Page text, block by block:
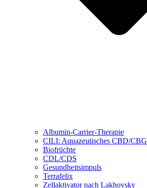
Albumin-Carrier-Therapie
CILI: Aquazeutisches CBD/CBG
Biofrüchte
CDL/CDS
Gesundheitsimpuls
Terrafelix
Zellaktivator nach Lakhovsky